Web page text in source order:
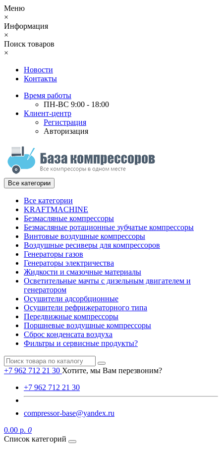
Меню
×
Информация
×
Поиск товаров
×
Новости
Контакты
Время работы
ПН-ВС 9:00 - 18:00
Клиент-центр
Регистрация
Авторизация
Все категории
Все категории
KRAFTMACHINE
Безмасляные компрессоры
Безмасляные ротационные зубчатые компрессоры
Винтовые воздушные компрессоры
Воздушные ресиверы для компрессоров
Генераторы газов
Генераторы электричества
Жидкости и смазочные материалы
Осветительные мачты с дизельным двигателем и
генератором
Осушители адсорбционные
Осушители рефрижераторного типа
Передвижные компрессоры
Поршневые воздушные компрессоры
Сброс конденсата воздуха
Фильтры и сервисные продукты?
+7 962 712 21 30 Хотите, мы Вам перезвоним?
+7 962 712 21 30
compressor-base@yandex.ru
0.00 р. 0
Список категорий